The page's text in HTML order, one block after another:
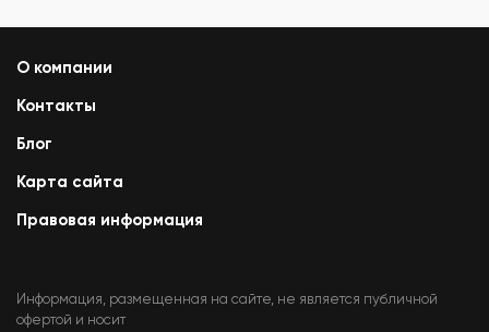
О компании
Контакты
Блог
Карта сайта
Правовая информация
Информация, размещенная на сайте, не является публичной
офертой и носит